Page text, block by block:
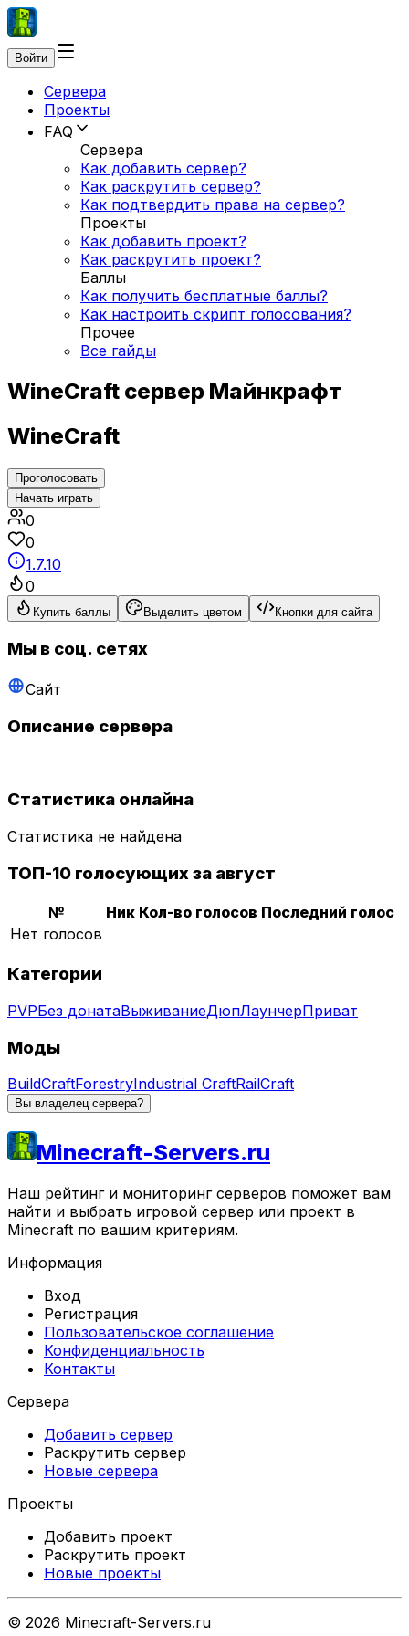
Войти
Сервера
Проекты
FAQ
Сервера
Как добавить сервер?
Как раскрутить сервер?
Как подтвердить права на сервер?
Проекты
Как добавить проект?
Как раскрутить проект?
Баллы
Как получить бесплатные баллы?
Как настроить скрипт голосования?
Прочее
Все гайды
WineCraft сервер Майнкрафт
WineCraft
Проголосовать
Начать играть
0
0
1.7.10
0
Купить баллы Выделить цветом Кнопки для сайта
Мы в соц. сетях
Сайт
Описание сервера
Статистика онлайна
Статистика не найдена
ТОП-10 голосующих за август
№ Ник Кол-во голосов Последний голос
Нет голосов
Категории
PVPБез донатаВыживаниеДюпЛаунчерПриват
Моды
BuildCraftForestryIndustrial CraftRailCraft
Вы владелец сервера?
Minecraft-Servers.ru
Наш рейтинг и мониторинг серверов поможет вам
найти и выбрать игровой сервер или проект в
Minecraft по вашим критериям.
Информация
Вход
Регистрация
Пользовательское соглашение
Конфиденциальность
Контакты
Сервера
Добавить сервер
Раскрутить сервер
Новые сервера
Проекты
Добавить проект
Раскрутить проект
Новые проекты
© 2026 Minecraft-Servers.ru